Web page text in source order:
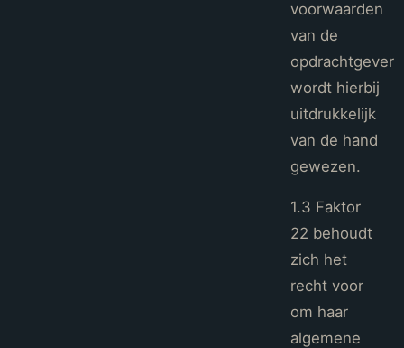
voorwaarden
van de
opdrachtgever
wordt hierbij
uitdrukkelijk
van de hand
gewezen.
1.3 Faktor
22 behoudt
zich het
recht voor
om haar
algemene